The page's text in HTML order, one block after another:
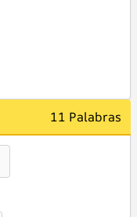
11 Palabras